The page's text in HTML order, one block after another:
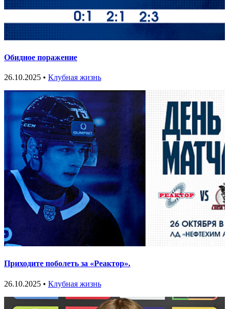
Обидное поражение
26.10.2025 • Клубная жизнь
Приходите поболеть за «Реактор».
26.10.2025 • Клубная жизнь